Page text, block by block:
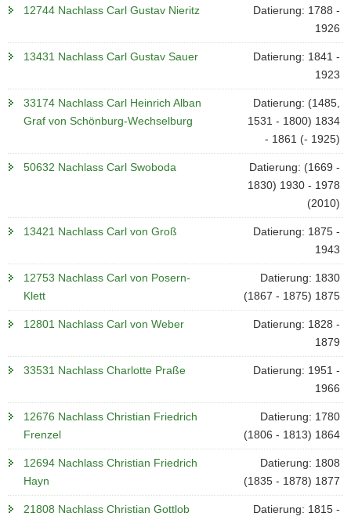
12744 Nachlass Carl Gustav Nieritz
Datierung: 1788 -
1926
13431 Nachlass Carl Gustav Sauer
Datierung: 1841 -
1923
33174 Nachlass Carl Heinrich Alban
Graf von Schönburg-Wechselburg
Datierung: (1485,
1531 - 1800) 1834
- 1861 (- 1925)
50632 Nachlass Carl Swoboda
Datierung: (1669 -
1830) 1930 - 1978
(2010)
13421 Nachlass Carl von Groß
Datierung: 1875 -
1943
12753 Nachlass Carl von Posern-
Klett
Datierung: 1830
(1867 - 1875) 1875
12801 Nachlass Carl von Weber
Datierung: 1828 -
1879
33531 Nachlass Charlotte Praße
Datierung: 1951 -
1966
12676 Nachlass Christian Friedrich
Frenzel
Datierung: 1780
(1806 - 1813) 1864
12694 Nachlass Christian Friedrich
Hayn
Datierung: 1808
(1835 - 1878) 1877
21808 Nachlass Christian Gottlob Datierung: 1815 -